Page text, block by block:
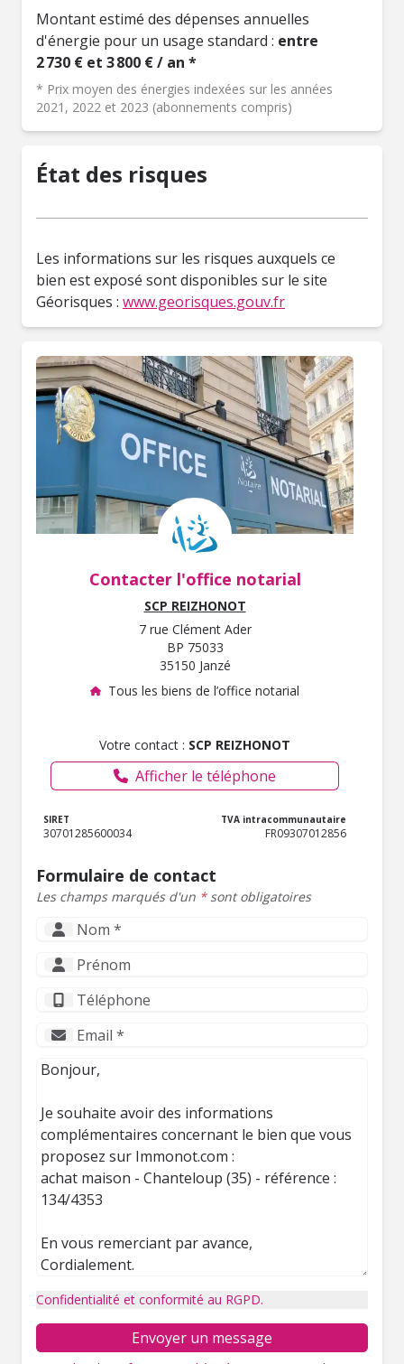
Montant estimé des dépenses annuelles
d'énergie pour un usage standard : entre
2 730 € et 3 800 € / an *
* Prix moyen des énergies indexées sur les années
2021, 2022 et 2023 (abonnements compris)
État des risques
Les informations sur les risques auxquels ce
bien est exposé sont disponibles sur le site
Géorisques : www.georisques.gouv.fr
Contacter l'office notarial
SCP REIZHONOT
7 rue Clément Ader
BP 75033
35150 Janzé
Tous les biens de l’office notarial
Votre contact : SCP REIZHONOT
Afficher le téléphone
SIRET
30701285600034
TVA intracommunautaire
FR09307012856
Formulaire de contact
Les champs marqués d'un *sont obligatoires
Confidentialité et conformité au RGPD.
Envoyer un message